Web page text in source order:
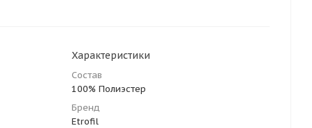
Характеристики
Состав
100% Полиэстер
Бренд
Etrofil